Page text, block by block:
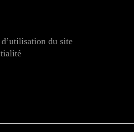
du site